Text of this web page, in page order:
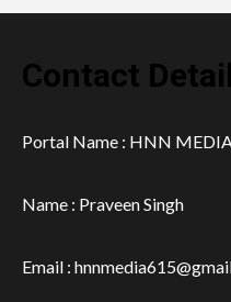
Contact
Portal Name : HNN MEDIA
Name : Praveen Singh
Email :